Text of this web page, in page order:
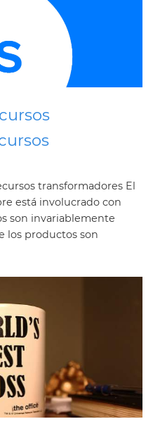
transformadores El
está involucrado con
son invariablemente
los productos son